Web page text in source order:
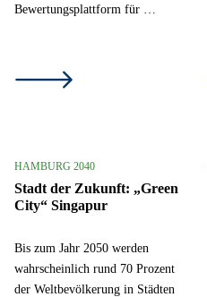
Bewertungsplattform für …
HAMBURG 2040
Stadt der Zukunft: „Green
City“ Singapur
Bis zum Jahr 2050 werden
wahrscheinlich rund 70 Prozent
der Weltbevölkerung in Städten